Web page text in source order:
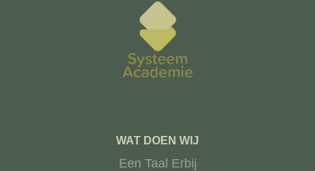
WAT DOEN WIJ
Een Taal Erbij